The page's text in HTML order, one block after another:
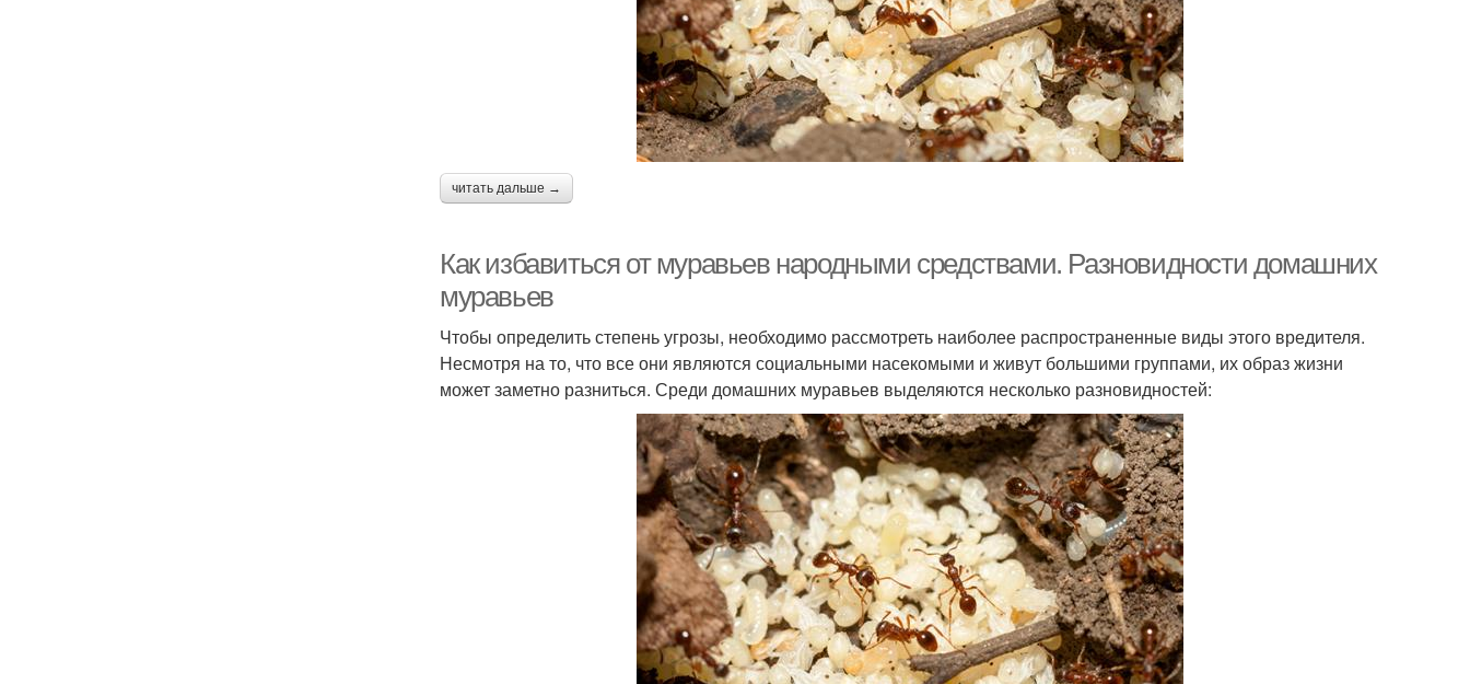
читать дальше →
Как избавиться от муравьев народными средствами. Разновидности домашних
муравьев
Чтобы определить степень угрозы, необходимо рассмотреть наиболее распространенные виды этого вредителя.
Несмотря на то, что все они являются социальными насекомыми и живут большими группами, их образ жизни
может заметно разниться. Среди домашних муравьев выделяются несколько разновидностей: